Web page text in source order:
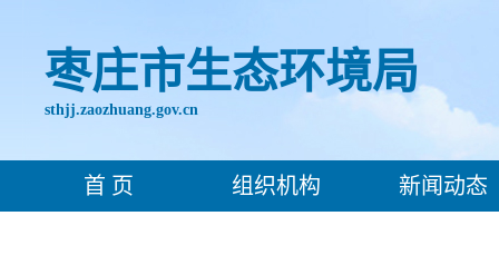
枣庄市生态环境局
sthjj.zaozhuang.gov.cn
首 页 组织机构 新闻动态